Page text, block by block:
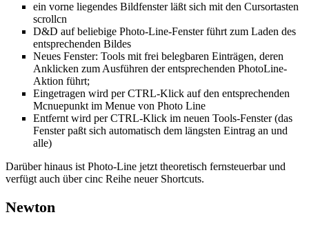
ein vorne liegendes Bildfenster läßt sich mit den Cursortasten
scrollcn
D&D auf beliebige Photo-Line-Fenster führt zum Laden des
entsprechenden Bildes
Neues Fenster: Tools mit frei belegbaren Einträgen, deren
Anklicken zum Ausführen der entsprechenden PhotoLine-
Aktion führt;
Eingetragen wird per CTRL-Klick auf den entsprechenden
Mcnuepunkt im Menue von Photo Line
Entfernt wird per CTRL-Klick im neuen Tools-Fenster (das
Fenster paßt sich automatisch dem längsten Eintrag an und
alle)
Darüber hinaus ist Photo-Line jetzt theoretisch fernsteuerbar und
verfügt auch über cinc Reihe neuer Shortcuts.
Newton